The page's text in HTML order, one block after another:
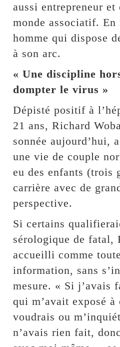
aussi entrepreneur et
monde associatif. En
homme qui dispose
à son arc.
« Une discipline
dompter le virus »
Dépisté positif à
21 ans, Richard
sonnée aujourd’hui,
une vie de couple
eu des enfants (trois
carrière avec de
perspective.
Si certains
sérologique de fatal,
accueilli comme
information, sans
mesure. « Si j’avais
qui m’avait exposé
voudrais ou
n’avais rien fait,